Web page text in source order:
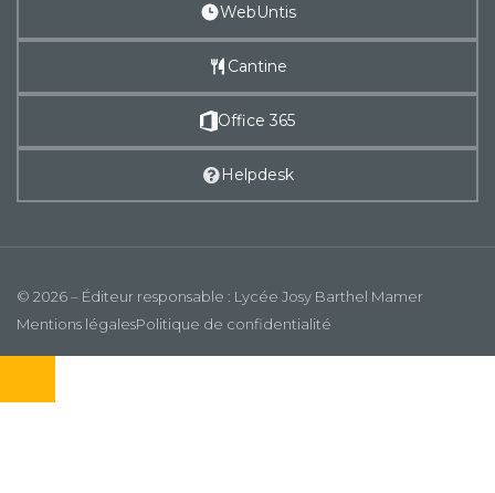
WebUntis
Cantine
Office 365
Helpdesk
© 2026 – Éditeur responsable : Lycée Josy Barthel Mamer
Mentions légalesPolitique de confidentialité